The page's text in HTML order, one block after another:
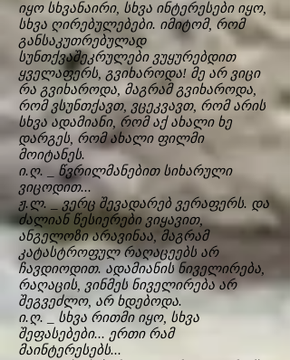
იყო სხვანაირი, სხვა ინტერესები იყო,
სხვა ღირებულებები. იმიტომ, რომ
განსაკუთრებულად
სუნთქვაშეკრულები ვუყურებდით
ყველაფერს, გვიხაროდა! მე არ ვიცი
რა გვიხაროდა, მაგრამ გვიხაროდა,
რომ ვსუნთქავთ, ვცეკვავთ, რომ არის
სხვა ადამიანი, რომ აქ ახალი ხე
დარგეს, რომ ახალი ფილმი
მოიტანეს.
ი.ღ. _ წვრილმანებით სიხარული
ვიცოდით...
ჟ.ლ. _ ვერც შევადარებ ვერაფერს. და
ძალიან წესიერები ვიყავით,
ანგელოზი არავინაა, მაგრამ
კატასტროფულ რაღაცეებს არ
ჩავდიოდით. ადამიანის ნიველირება,
რაღაცის, ვინმეს ნიველირება არ
შეგვეძლო, არ ხდებოდა.
ი.ღ. _ სხვა რითმი იყო, სხვა
შეფასებები... ერთი რამ
მაინტერესებს...